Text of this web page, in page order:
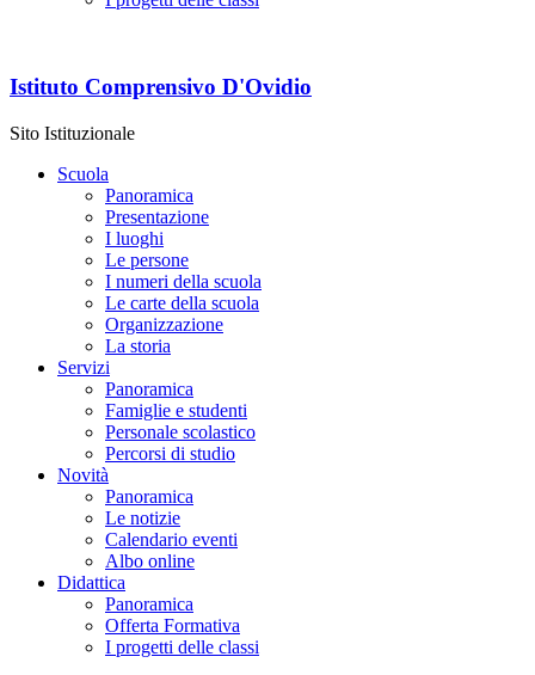
Istituto Comprensivo D'Ovidio
Sito Istituzionale
Scuola
Panoramica
Presentazione
I luoghi
Le persone
I numeri della scuola
Le carte della scuola
Organizzazione
La storia
Servizi
Panoramica
Famiglie e studenti
Personale scolastico
Percorsi di studio
Novità
Panoramica
Le notizie
Calendario eventi
Albo online
Didattica
Panoramica
Offerta Formativa
I progetti delle classi